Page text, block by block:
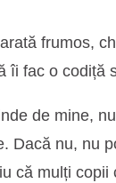
frumos,
îi fac o codiță
de mine,
Dacă nu, nu
că mulți copii